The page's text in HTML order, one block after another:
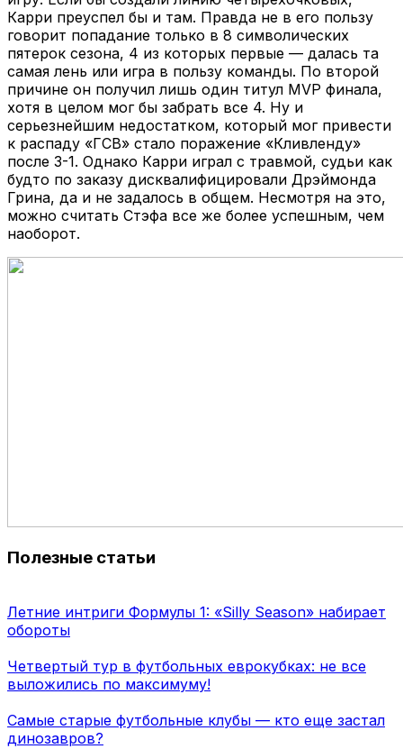
Карри преуспел бы и там. Правда не в его пользу
говорит попадание только в 8 символических
пятерок сезона, 4 из которых первые — далась та
самая лень или игра в пользу команды. По второй
причине он получил лишь один титул MVP финала,
хотя в целом мог бы забрать все 4. Ну и
серьезнейшим недостатком, который мог привести
к распаду «ГСВ» стало поражение «Кливленду»
после 3-1. Однако Карри играл с травмой, судьи как
будто по заказу дисквалифицировали Дрэймонда
Грина, да и не задалось в общем. Несмотря на это,
можно считать Стэфа все же более успешным, чем
наоборот.
Полезные статьи
Летние интриги Формулы 1: «Silly Season» набирает
обороты
Четвертый тур в футбольных еврокубках: не все
выложились по максимуму!
Самые старые футбольные клубы — кто еще застал
динозавров?